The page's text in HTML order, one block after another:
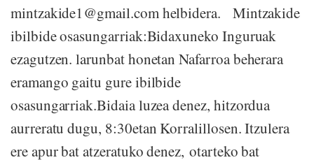
mintzakide1@gmail.com helbidera. Mintzakide
ibilbide osasungarriak:Bidaxuneko Inguruak
ezagutzen. larunbat honetan Nafarroa beherara
eramango gaitu gure ibilbide
osasungarriak.Bidaia luzea denez, hitzordua
aurreratu dugu, 8:30etan Korralillosen. Itzulera
ere apur bat atzeratuko denez, otarteko bat